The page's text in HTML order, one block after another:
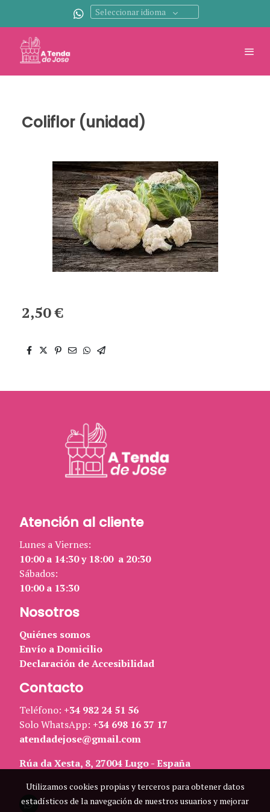
Seleccionar idioma
Coliflor (unidad)
2,50 €
Atención al cliente
Lunes a Viernes:
10:00 a 14:30 y 18:00 a 20:30
Sábados:
10:00 a 13:30
Nosotros
Quiénes somos
Envío a Domicilio
Declaración de Accesibilidad
Contacto
Teléfono: +34 982 24 51 56
Solo WhatsApp: +34 698 16 37 17
atendadejose@gmail.com
Rúa da Xesta, 8, 27004 Lugo - España
Utilizamos cookies propias y terceros para obtener datos
estadísticos de la navegación de nuestros usuarios y mejorar